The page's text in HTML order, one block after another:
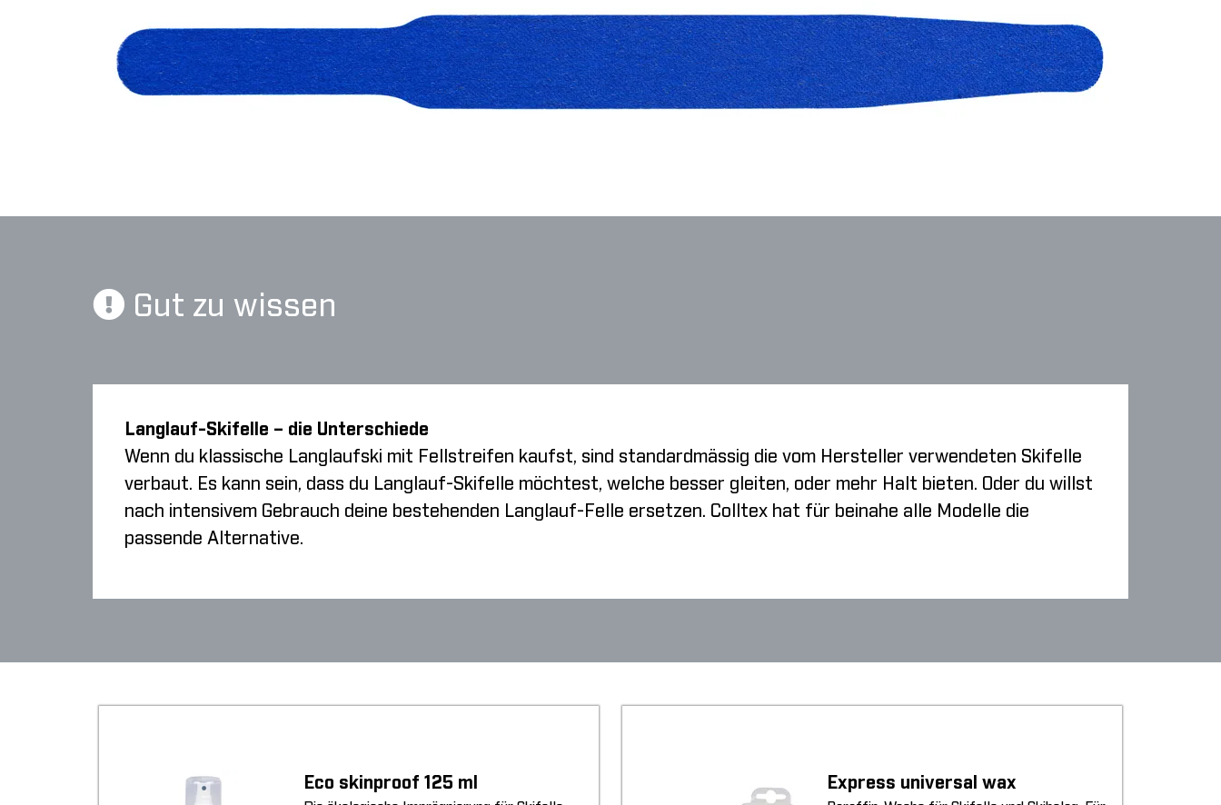
Gut zu wissen
Langlauf-Skifelle – die Unterschiede
Wenn du klassische Langlaufski mit Fellstreifen kaufst, sind standardmässig die vom Hersteller verwendeten Skifelle
verbaut. Es kann sein, dass du Langlauf-Skifelle möchtest, welche besser gleiten, oder mehr Halt bieten. Oder du willst
nach intensivem Gebrauch deine bestehenden Langlauf-Felle ersetzen. Colltex hat für beinahe alle Modelle die
passende Alternative.
Eco skinproof 125 ml Express universal wax